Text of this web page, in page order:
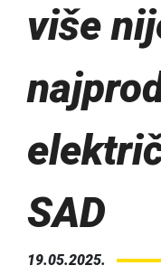
više
SAD
19.05.2025.